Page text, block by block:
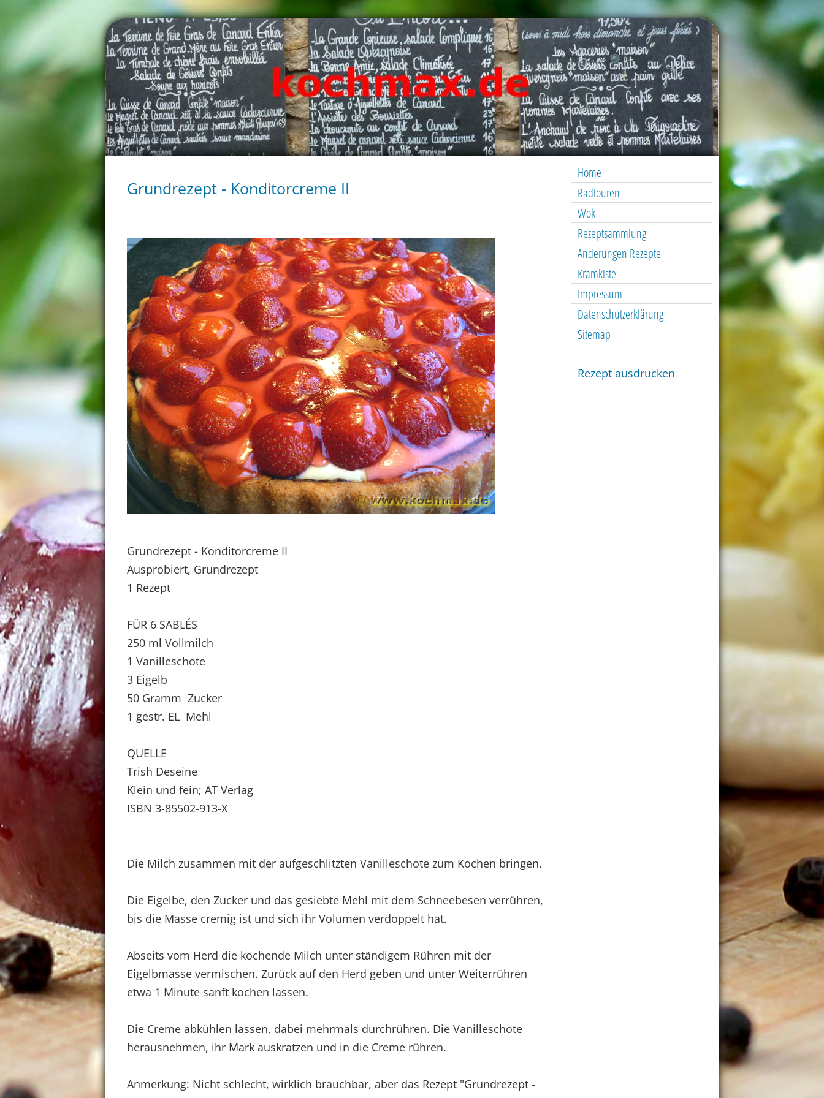
Home
Radtouren
Wok
Rezeptsammlung
Änderungen Rezepte
Kramkiste
Impressum
Datenschutzerklärung
Sitemap
Rezept ausdrucken
Grundrezept - Konditorcreme II
Grundrezept - Konditorcreme II
Ausprobiert, Grundrezept
1 Rezept
FÜR 6 SABLÉS
250 ml Vollmilch
1 Vanilleschote
3 Eigelb
50 Gramm Zucker
1 gestr. EL Mehl
QUELLE
Trish Deseine
Klein und fein; AT Verlag
ISBN 3-85502-913-X
Die Milch zusammen mit der aufgeschlitzten Vanilleschote zum Kochen bringen.
Die Eigelbe, den Zucker und das gesiebte Mehl mit dem Schneebesen verrühren,
bis die Masse cremig ist und sich ihr Volumen verdoppelt hat.
Abseits vom Herd die kochende Milch unter ständigem Rühren mit der
Eigelbmasse vermischen. Zurück auf den Herd geben und unter Weiterrühren
etwa 1 Minute sanft kochen lassen.
Die Creme abkühlen lassen, dabei mehrmals durchrühren. Die Vanilleschote
herausnehmen, ihr Mark auskratzen und in die Creme rühren.
Anmerkung: Nicht schlecht, wirklich brauchbar, aber das Rezept "Grundrezept -